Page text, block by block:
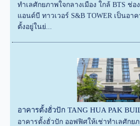
ทำเลศักยภาพใจกลางเมือง ใกล้ BTS ช่อ
แอนด์บี ทาวเวอร์ S&B TOWER เป็นอา
ตั้งอยู่ในย่...
อาคารตั้งฮั่วปัก TANG HUA PAK
อาคารตั้งฮั่วปัก ออฟฟิศให้เช่าทำเลศักย